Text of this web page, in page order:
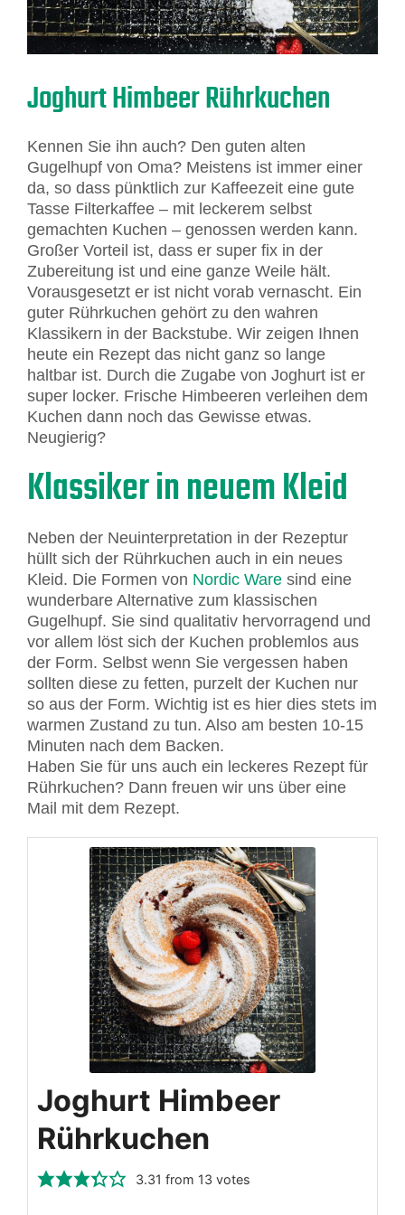
Joghurt Himbeer Rührkuchen
Kennen Sie ihn auch? Den guten alten
Gugelhupf von Oma? Meistens ist immer einer
da, so dass pünktlich zur Kaffeezeit eine gute
Tasse Filterkaffee – mit leckerem selbst
gemachten Kuchen – genossen werden kann.
Großer Vorteil ist, dass er super fix in der
Zubereitung ist und eine ganze Weile hält.
Vorausgesetzt er ist nicht vorab vernascht. Ein
guter Rührkuchen gehört zu den wahren
Klassikern in der Backstube. Wir zeigen Ihnen
heute ein Rezept das nicht ganz so lange
haltbar ist. Durch die Zugabe von Joghurt ist er
super locker. Frische Himbeeren verleihen dem
Kuchen dann noch das Gewisse etwas.
Neugierig?
Klassiker in neuem Kleid
Neben der Neuinterpretation in der Rezeptur
hüllt sich der Rührkuchen auch in ein neues
Kleid. Die Formen von Nordic Ware sind eine
wunderbare Alternative zum klassischen
Gugelhupf. Sie sind qualitativ hervorragend und
vor allem löst sich der Kuchen problemlos aus
der Form. Selbst wenn Sie vergessen haben
sollten diese zu fetten, purzelt der Kuchen nur
so aus der Form. Wichtig ist es hier dies stets im
warmen Zustand zu tun. Also am besten 10-15
Minuten nach dem Backen.
Haben Sie für uns auch ein leckeres Rezept für
Rührkuchen? Dann freuen wir uns über eine
Mail mit dem Rezept.
Joghurt Himbeer
Rührkuchen
3.31 from 13 votes